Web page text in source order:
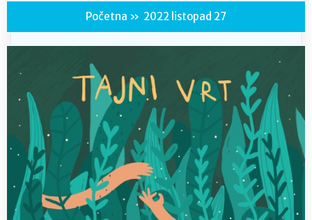
Početna » 2022 listopad 27